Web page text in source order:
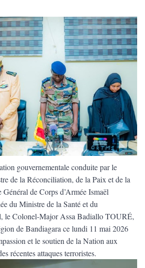
gouvernementale conduite par le
de la Réconciliation, de la Paix et de la
de Corps d’Armée Ismaël
du Ministre de la Santé et du
le Colonel-Major Assa Badiallo TOURÉ,
de Bandiagara ce lundi 11 mai 2026
et le soutien de la Nation aux
récentes attaques terroristes.